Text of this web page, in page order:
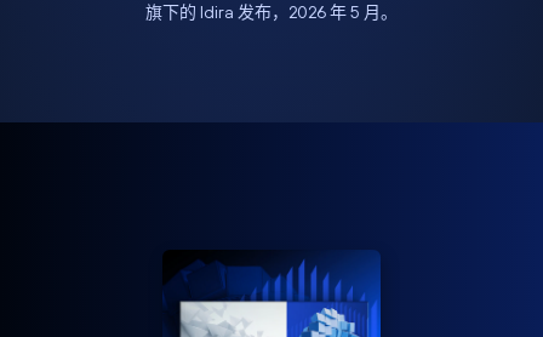
旗下的 Idira 发布，2026 年 5 月。